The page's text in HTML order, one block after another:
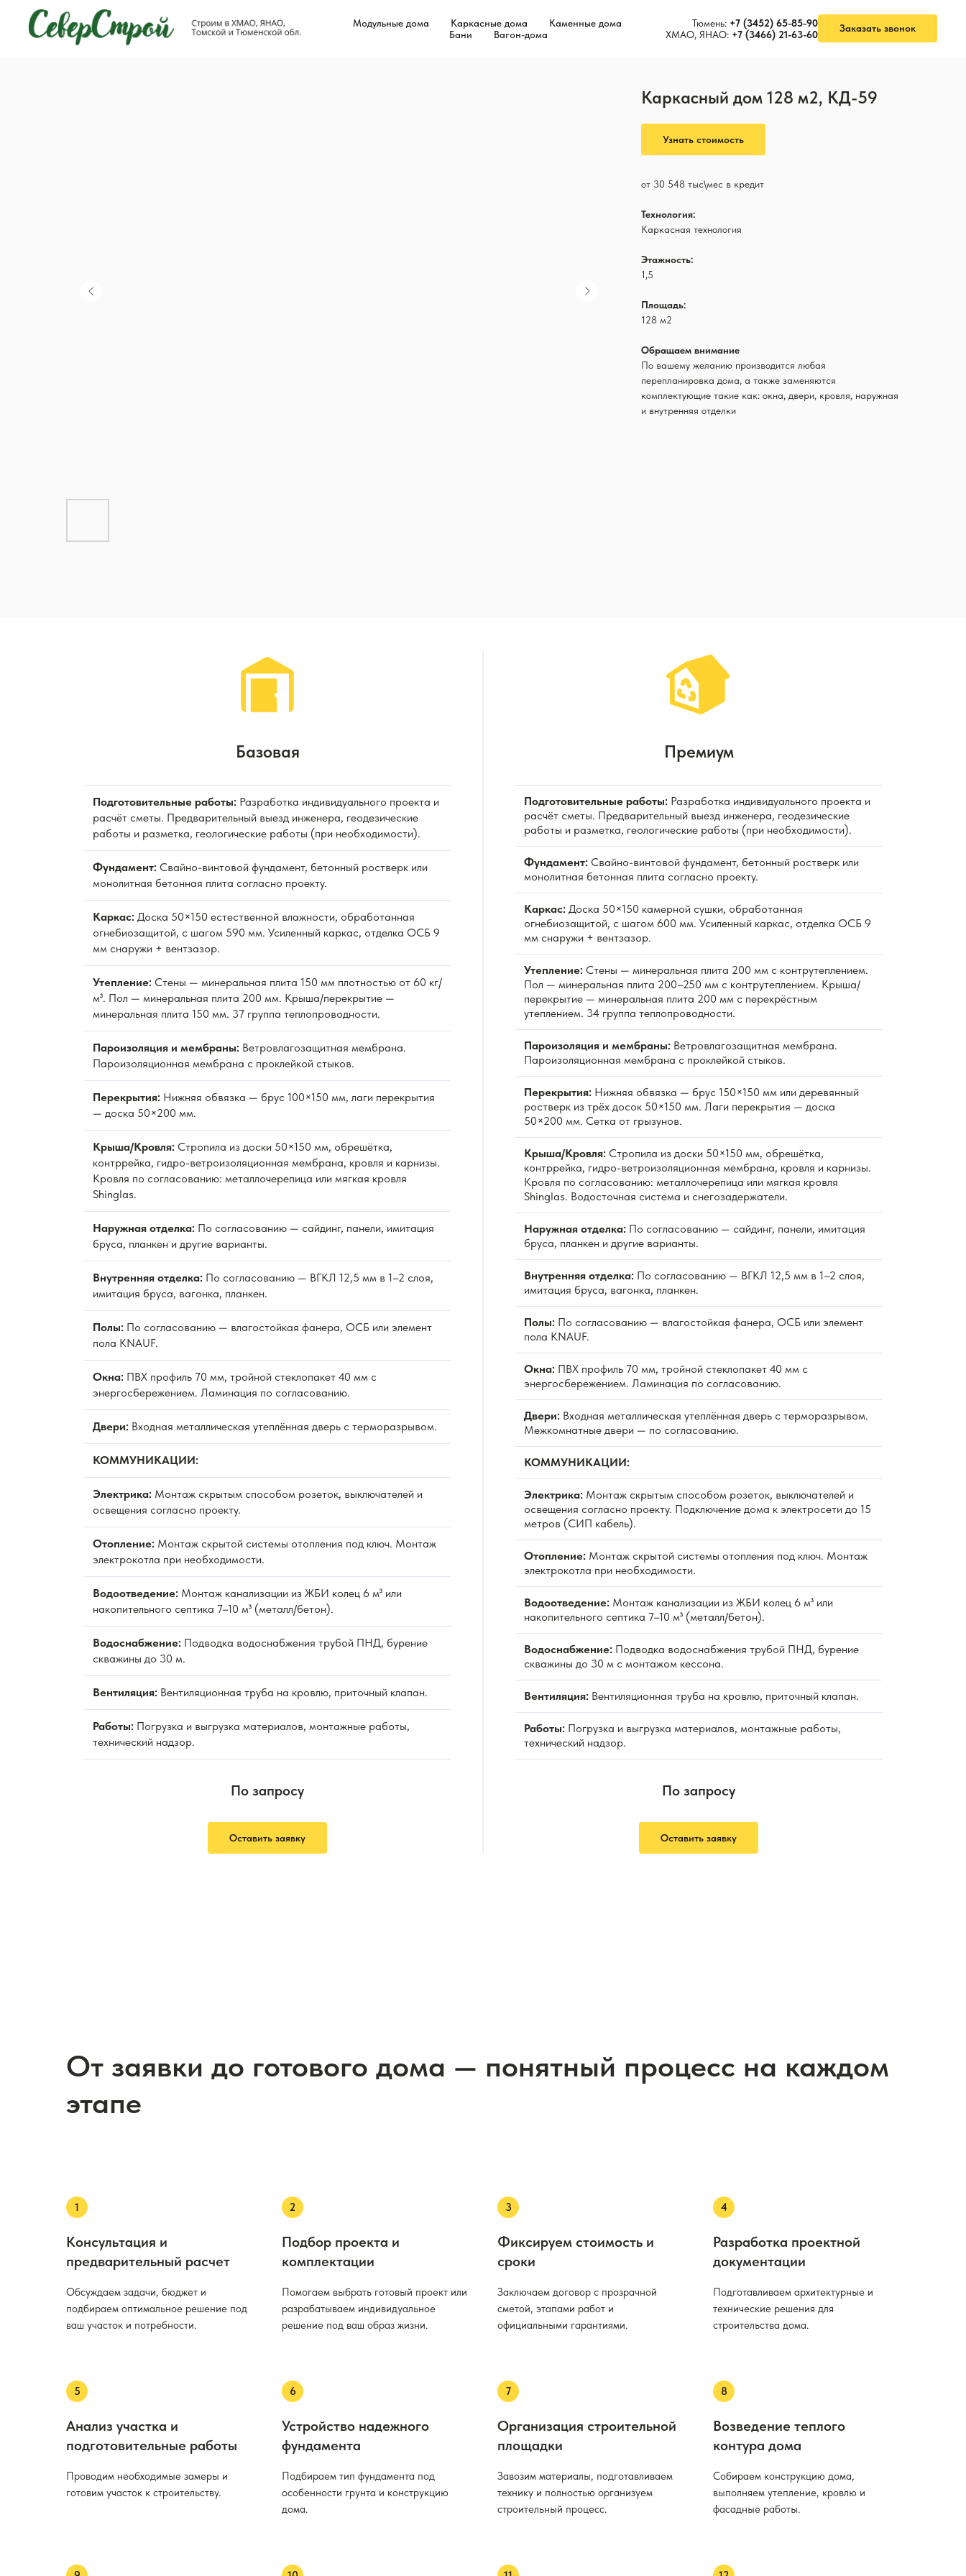
Модульные дома Каркасные дома
Каменные дома
Бани
Вагон-дома
Тюмень: +7 (3452) 65-85-90
ХМАО, ЯНАО: +7 (3466) 21-63-60
Заказать звонок
Каркасный дом 128 м2, КД-59
Узнать стоимость
от 30 548 тыс\мес в кредит
Технология:
Каркасная технология
Этажность:
1,5
Площадь:
128 м2
Обращаем внимание
По вашему желанию производится любая
перепланировка дома, а также заменяются
комплектующие такие как: окна, двери, кровля, наружная
и внутренняя отделки
Базовая
Подготовительные работы: Разработка индивидуального проекта и
расчёт сметы. Предварительный выезд инженера, геодезические
работы и разметка, геологические работы (при необходимости).
Фундамент: Свайно-винтовой фундамент, бетонный ростверк или
монолитная бетонная плита согласно проекту.
Каркас: Доска 50×150 естественной влажности, обработанная
огнебиозащитой, с шагом 590 мм. Усиленный каркас, отделка ОСБ 9
мм снаружи + вентзазор.
Утепление: Стены — минеральная плита 150 мм плотностью от 60 кг/
м³. Пол — минеральная плита 200 мм. Крыша/перекрытие —
минеральная плита 150 мм. 37 группа теплопроводности.
Пароизоляция и мембраны: Ветровлагозащитная мембрана.
Пароизоляционная мембрана с проклейкой стыков.
Перекрытия: Нижняя обвязка — брус 100×150 мм, лаги перекрытия
— доска 50×200 мм.
Крыша/Кровля: Стропила из доски 50×150 мм, обрешётка,
контррейка, гидро-ветроизоляционная мембрана, кровля и карнизы.
Кровля по согласованию: металлочерепица или мягкая кровля
Shinglas.
Наружная отделка: По согласованию — сайдинг, панели, имитация
бруса, планкен и другие варианты.
Внутренняя отделка: По согласованию — ВГКЛ 12,5 мм в 1–2 слоя,
имитация бруса, вагонка, планкен.
Полы: По согласованию — влагостойкая фанера, ОСБ или элемент
пола KNAUF.
Окна: ПВХ профиль 70 мм, тройной стеклопакет 40 мм с
энергосбережением. Ламинация по согласованию.
Двери: Входная металлическая утеплённая дверь с терморазрывом.
КОММУНИКАЦИИ:
Электрика: Монтаж скрытым способом розеток, выключателей и
освещения согласно проекту.
Отопление: Монтаж скрытой системы отопления под ключ. Монтаж
электрокотла при необходимости.
Водоотведение: Монтаж канализации из ЖБИ колец 6 м³ или
накопительного септика 7–10 м³ (металл/бетон).
Водоснабжение: Подводка водоснабжения трубой ПНД, бурение
скважины до 30 м.
Вентиляция: Вентиляционная труба на кровлю, приточный клапан.
Работы: Погрузка и выгрузка материалов, монтажные работы,
технический надзор.
По запросу
Оставить заявку
Премиум
Подготовительные работы: Разработка индивидуального проекта и
расчёт сметы. Предварительный выезд инженера, геодезические
работы и разметка, геологические работы (при необходимости).
Фундамент: Свайно-винтовой фундамент, бетонный ростверк или
монолитная бетонная плита согласно проекту.
Каркас: Доска 50×150 камерной сушки, обработанная
огнебиозащитой, с шагом 600 мм. Усиленный каркас, отделка ОСБ 9
мм снаружи + вентзазор.
Утепление: Стены — минеральная плита 200 мм с контрутеплением.
Пол — минеральная плита 200–250 мм с контрутеплением. Крыша/
перекрытие — минеральная плита 200 мм с перекрёстным
утеплением. 34 группа теплопроводности.
Пароизоляция и мембраны: Ветровлагозащитная мембрана.
Пароизоляционная мембрана с проклейкой стыков.
Перекрытия: Нижняя обвязка — брус 150×150 мм или деревянный
ростверк из трёх досок 50×150 мм. Лаги перекрытия — доска
50×200 мм. Сетка от грызунов.
Крыша/Кровля: Стропила из доски 50×150 мм, обрешётка,
контррейка, гидро-ветроизоляционная мембрана, кровля и карнизы.
Кровля по согласованию: металлочерепица или мягкая кровля
Shinglas. Водосточная система и снегозадержатели.
Наружная отделка: По согласованию — сайдинг, панели, имитация
бруса, планкен и другие варианты.
Внутренняя отделка: По согласованию — ВГКЛ 12,5 мм в 1–2 слоя,
имитация бруса, вагонка, планкен.
Полы: По согласованию — влагостойкая фанера, ОСБ или элемент
пола KNAUF.
Окна: ПВХ профиль 70 мм, тройной стеклопакет 40 мм с
энергосбережением. Ламинация по согласованию.
Двери: Входная металлическая утеплённая дверь с терморазрывом.
Межкомнатные двери — по согласованию.
КОММУНИКАЦИИ:
Электрика: Монтаж скрытым способом розеток, выключателей и
освещения согласно проекту. Подключение дома к электросети до 15
метров (СИП кабель).
Отопление: Монтаж скрытой системы отопления под ключ. Монтаж
электрокотла при необходимости.
Водоотведение: Монтаж канализации из ЖБИ колец 6 м³ или
накопительного септика 7–10 м³ (металл/бетон).
Водоснабжение: Подводка водоснабжения трубой ПНД, бурение
скважины до 30 м с монтажом кессона.
Вентиляция: Вентиляционная труба на кровлю, приточный клапан.
Работы: Погрузка и выгрузка материалов, монтажные работы,
технический надзор.
По запросу
Оставить заявку
От заявки до готового дома — понятный процесс на каждом
этапе
Консультация и
предварительный расчет
Обсуждаем задачи, бюджет и
подбираем оптимальное решение под
ваш участок и потребности.
Подбор проекта и
комплектации
Помогаем выбрать готовый проект или
разрабатываем индивидуальное
решение под ваш образ жизни.
Фиксируем стоимость и
сроки
Заключаем договор с прозрачной
сметой, этапами работ и
официальными гарантиями.
Разработка проектной
документации
Подготавливаем архитектурные и
технические решения для
строительства дома.
Анализ участка и
подготовительные работы
Проводим необходимые замеры и
готовим участок к строительству.
Устройство надежного
фундамента
Подбираем тип фундамента под
особенности грунта и конструкцию
дома.
Организация строительной
площадки
Завозим материалы, подготавливаем
технику и полностью организуем
строительный процесс.
Возведение теплого
контура дома
Собираем конструкцию дома,
выполняем утепление, кровлю и
фасадные работы.